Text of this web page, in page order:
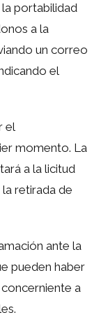
portabilidad
a la
un correo
el
el
momento. La
a la licitud
retirada de
ante la
pueden haber
a